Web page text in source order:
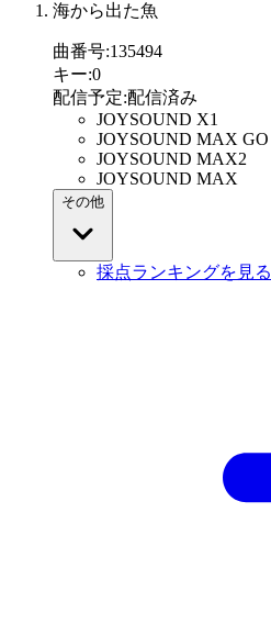
海から出た魚
曲番号:135494
キー:0
配信予定:配信済み
JOYSOUND X1
JOYSOUND MAX GO
JOYSOUND MAX2
JOYSOUND MAX
その他
採点ランキングを見る